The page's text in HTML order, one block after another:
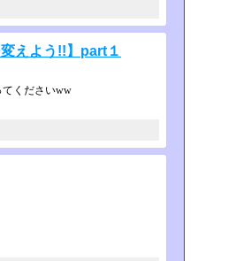
えよう!!】part１
てください­ww